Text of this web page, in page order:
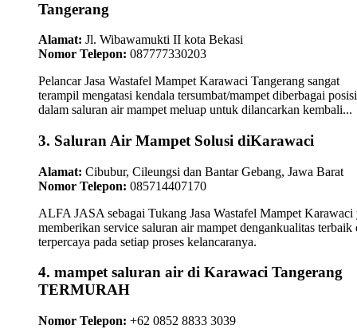
Tangerang
Alamat: Jl. Wibawamukti II kota Bekasi
Nomor Telepon: 087777330203
Pelancar Jasa Wastafel Mampet Karawaci Tangerang sangat
terampil mengatasi kendala tersumbat/mampet diberbagai
dalam saluran air mampet meluap untuk dilancarkan kembali...
3. Saluran Air Mampet Solusi diKarawaci
Alamat: Cibubur, Cileungsi dan Bantar Gebang, Jawa Barat
Nomor Telepon: 085714407170
ALFA JASA sebagai Tukang Jasa Wastafel Mampet Karawaci
memberikan service saluran air mampet dengankualitas terbaik
terpercaya pada setiap proses kelancaranya.
4. mampet saluran air di Karawaci Tangerang
TERMURAH
Nomor Telepon: +62 0852 8833 3039